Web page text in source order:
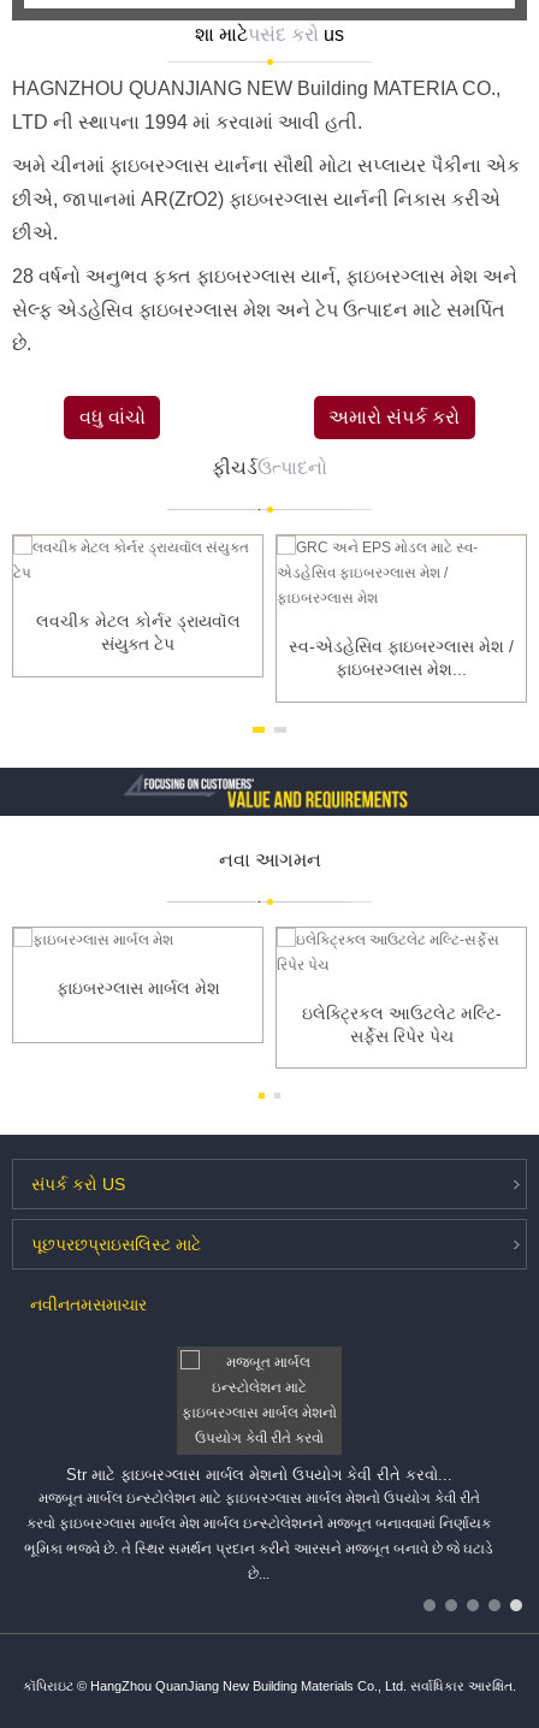
શા માટેપસંદ કરો us
HAGNZHOU QUANJIANG NEW Building MATERIA CO.,
LTD ની સ્થાપના 1994 માં કરવામાં આવી હતી.
અમે ચીનમાં ફાઇબરગ્લાસ યાર્નના સૌથી મોટા સપ્લાયર પૈકીના એક
છીએ, જાપાનમાં AR(ZrO2) ફાઇબરગ્લાસ યાર્નની નિકાસ કરીએ
છીએ.
28 વર્ષનો અનુભવ ફક્ત ફાઇબરગ્લાસ યાર્ન, ફાઇબરગ્લાસ મેશ અને
સેલ્ફ એડહેસિવ ફાઇબરગ્લાસ મેશ અને ટેપ ઉત્પાદન માટે સમર્પિત
છે.
અમારો સંપર્ક કરો
વધુ વાંચો
ફીચર્ડઉત્પાદનો
લવચીક મેટલ કોર્નર ડ્રાયવૉલ
સંયુક્ત ટેપ
સ્વ-એડહેસિવ ફાઇબરગ્લાસ મેશ /
ફાઇબરગ્લાસ મેશ...
નવા આગમન
ફાઇબરગ્લાસ માર્બલ મેશ
ઇલેક્ટ્રિકલ આઉટલેટ મલ્ટિ-
સર્ફેસ રિપેર પેચ
સંપર્ક કરો US
પૂછપરછપ્રાઇસલિસ્ટ માટે
નવીનતમસમાચાર
Str માટે ફાઇબરગ્લાસ માર્બલ મેશનો ઉપયોગ કેવી રીતે કરવો...
મજબૂત માર્બલ ઇન્સ્ટોલેશન માટે ફાઇબરગ્લાસ માર્બલ મેશનો ઉપયોગ કેવી રીતે
કરવો ફાઇબરગ્લાસ માર્બલ મેશ માર્બલ ઇન્સ્ટોલેશનને મજબૂત બનાવવામાં નિર્ણાયક
ભૂમિકા ભજવે છે. તે સ્થિર સમર્થન પ્રદાન કરીને આરસને મજબૂત બનાવે છે જે ઘટાડે
છે...
કૉપિરાઇટ © HangZhou QuanJiang New Building Materials Co., Ltd. સર્વાધિકાર આરક્ષિત.